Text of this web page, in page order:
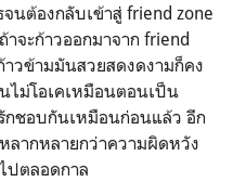
นต้องกลับเข้าสู่ friend zone
าจะก้าวออกมาจาก friend
าวข้ามมันสวยสดงดงามก็คง
ม่โอเคเหมือนตอนเป็น
กชอบกันเหมือนก่อนแล้ว อีก
ลากหลายกว่าความผิดหวัง
ปตลอดกาล